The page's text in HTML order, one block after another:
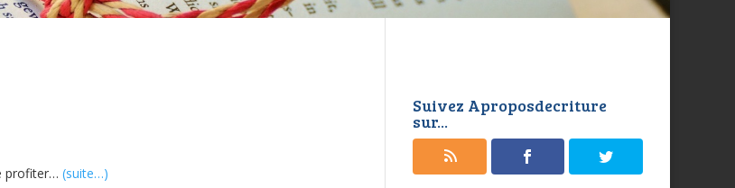
profiter… (suite…)
Suivez Aproposdecriture
sur...